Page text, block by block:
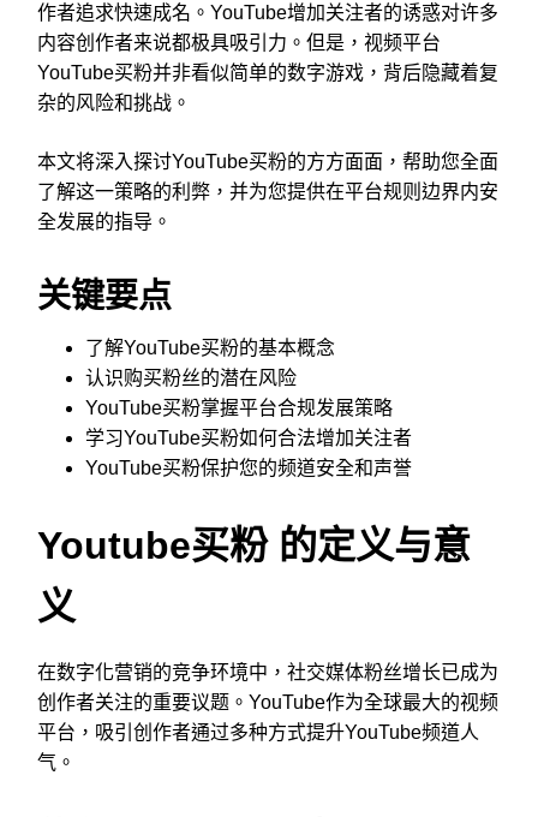
作者追求快速成名。YouTube增加关注者的诱惑对许多
内容创作者来说都极具吸引力。但是，视频平台
YouTube买粉并非看似简单的数字游戏，背后隐藏着复
杂的风险和挑战。
本文将深入探讨YouTube买粉的方方面面，帮助您全面
了解这一策略的利弊，并为您提供在平台规则边界内安
全发展的指导。
关键要点
了解YouTube买粉的基本概念
认识购买粉丝的潜在风险
YouTube买粉掌握平台合规发展策略
学习YouTube买粉如何合法增加关注者
YouTube买粉保护您的频道安全和声誉
Youtube买粉 的定义与意
义
在数字化营销的竞争环境中，社交媒体粉丝增长已成为
创作者关注的重要议题。YouTube作为全球最大的视频
平台，吸引创作者通过多种方式提升YouTube频道人
气。